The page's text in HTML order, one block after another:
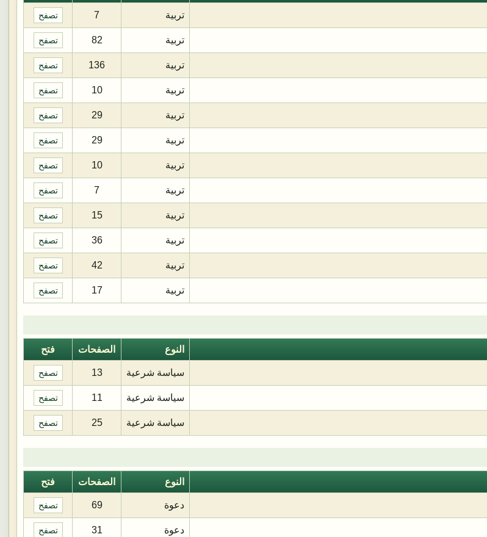
تربية 7 تصفح
تربية 82 تصفح
تربية 136 تصفح
تربية 10 تصفح
تربية 29 تصفح
تربية 29 تصفح
تربية 10 تصفح
تربية 7 تصفح
تربية 15 تصفح
تربية 36 تصفح
تربية 42 تصفح
تربية 17 تصفح
النوع الصفحات فتح
سياسة شرعية 13 تصفح
سياسة شرعية 11 تصفح
سياسة شرعية 25 تصفح
النوع الصفحات فتح
دعوة 69 تصفح
دعوة 31 تصفح